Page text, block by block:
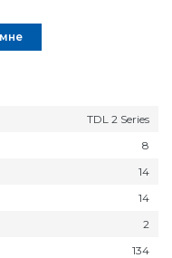
TDL 2 Series
8
14
14
2
134